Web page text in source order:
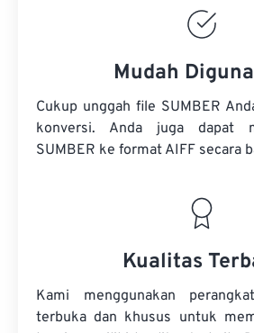
Mudah
Cukup unggah file SUMBER
konversi. Anda juga dapat
SUMBER ke format AIFF secara
Kualitas
Kami menggunakan
terbuka dan khusus untuk